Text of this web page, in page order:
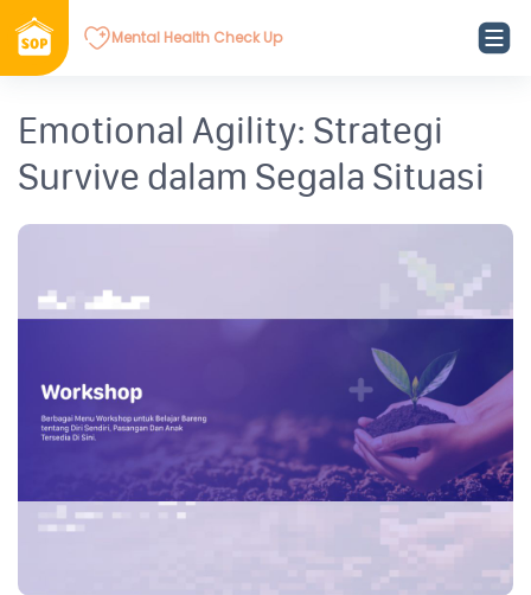
Mental Health Check Up
Emotional Agility: Strategi
Survive dalam Segala Situasi